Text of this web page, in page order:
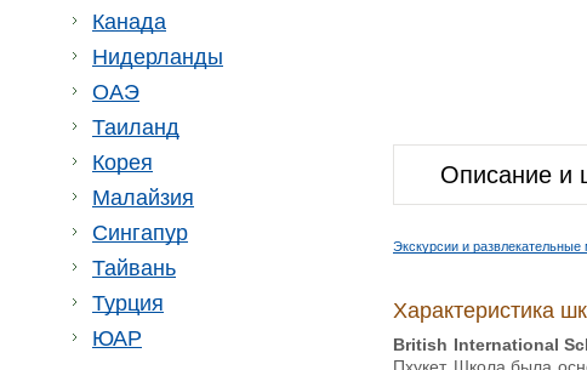
Канада
Нидерланды
ОАЭ
Таиланд
Корея
Малайзия
Сингапур
Тайвань
Турция
ЮАР
Описание и
Экскурсии и развлекательные
Характеристика
British International
Пхукет. Школа была